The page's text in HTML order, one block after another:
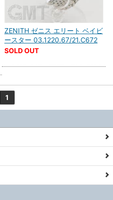
ZENITH ゼニス エリート ベイビ
ースター 03.1220.67/21.C672
SOLD OUT
1